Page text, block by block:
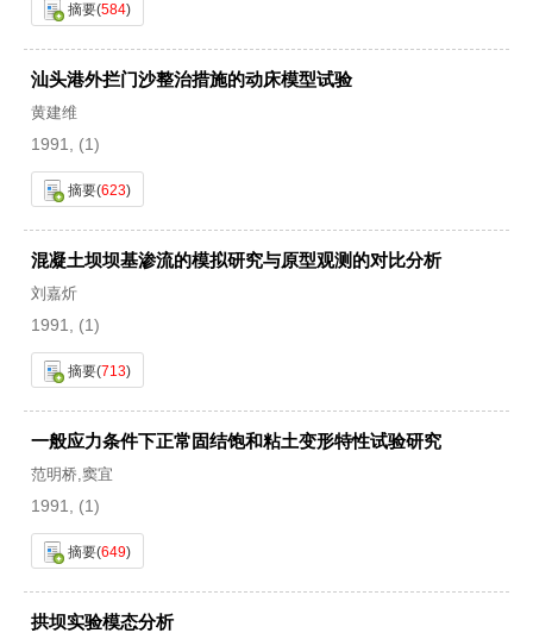
摘要(584)
汕头港外拦门沙整治措施的动床模型试验
黄建维
1991, (1)
摘要(623)
混凝土坝坝基渗流的模拟研究与原型观测的对比分析
刘嘉炘
1991, (1)
摘要(713)
一般应力条件下正常固结饱和粘土变形特性试验研究
范明桥,窦宜
1991, (1)
摘要(649)
拱坝实验模态分析